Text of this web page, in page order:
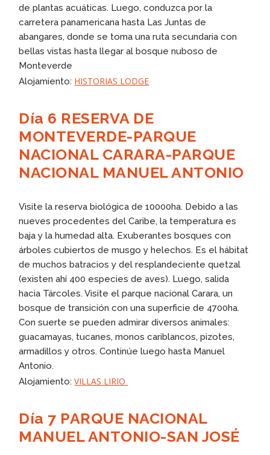
de plantas acuáticas. Luego, conduzca por la
carretera panamericana hasta Las Juntas de
abangares, donde se toma una ruta secundaria con
bellas vistas hasta llegar al bosque nuboso de
Monteverde
Alojamiento: HISTORIAS LODGE
Día 6 RESERVA DE
MONTEVERDE-PARQUE
NACIONAL CARARA-PARQUE
NACIONAL MANUEL ANTONIO
Visite la reserva biológica de 10000ha. Debido a las
nueves procedentes del Caribe, la temperatura es
baja y la humedad alta. Exuberantes bosques con
árboles cubiertos de musgo y helechos. Es el hábitat
de muchos batracios y del resplandeciente quetzal
(existen ahí 400 especies de aves). Luego, salida
hacia Tárcoles. Visite el parque nacional Carara, un
bosque de transición con una superficie de 4700ha.
Con suerte se pueden admirar diversos animales:
guacamayas, tucanes, monos cariblancos, pizotes,
armadillos y otros. Continúe luego hasta Manuel
Antonio.
Alojamiento:VILLAS LIRIO
Día 7 PARQUE NACIONAL
MANUEL ANTONIO-SAN JOSÉ